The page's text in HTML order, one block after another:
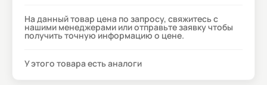
На данный товар цена по запросу, свяжитесь с
нашими менеджерами или отправьте заявку чтобы
получить точную информацию о цене.
У этого товара есть аналоги